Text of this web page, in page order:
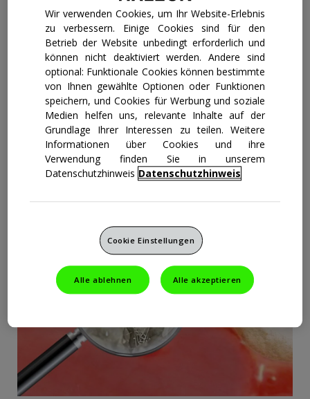
Halitosis ist der medizinische Fachbegriff für Mundgeruch.
Dafür können verschiedene Ursachen in Frage kommen:
von dem, was wir essen und trinken, bis hin zur Zahn- und
Zahnfleischpflege.
Wenn Sie Mundgeruch haben, könnte dies aber auch ein
Anzeichen für ein ernsthafteres Problem sein, z. B.
Zahnfleischerkrankung.
Wir verwenden Cookies, um Ihr Website-Erlebnis
zu verbessern. Einige Cookies sind für den
Betrieb der Website unbedingt erforderlich und
können nicht deaktiviert werden. Andere sind
optional: Funktionale Cookies können bestimmte
von Ihnen gewählte Optionen oder Funktionen
speichern, und Cookies für Werbung und soziale
Medien helfen uns, relevante Inhalte auf der
Grundlage Ihrer Interessen zu teilen. Weitere
Informationen über Cookies und ihre
Verwendung finden Sie in unserem
Datenschutzhinweis Datenschutzhinweis
Cookie Einstellungen
Alle ablehnen Alle akzeptieren